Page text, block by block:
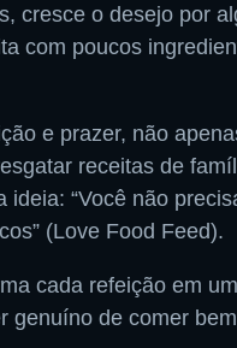
cresce o desejo por
com poucos
e prazer, não
receitas de
“Você não
(Love Food Feed).
cada refeição em
genuíno de comer